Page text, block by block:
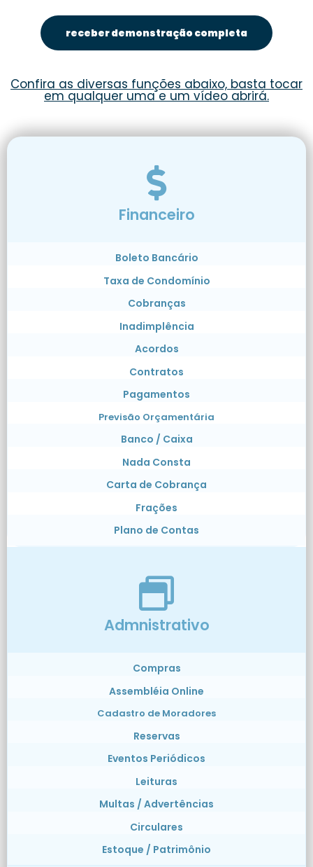
receber demonstração completa
Confira as diversas funções abaixo, basta tocar
em qualquer uma e um vídeo abrirá.
Financeiro
Boleto Bancário
Taxa de Condomínio
Cobranças
Inadimplência
Acordos
Contratos
Pagamentos
Previsão Orçamentária
Banco / Caixa
Nada Consta
Carta de Cobrança
Frações
Plano de Contas
Admnistrativo
Compras
Assembléia Online
Cadastro de Moradores
Reservas
Eventos Periódicos
Leituras
Multas / Advertências
Circulares
Estoque / Patrimônio